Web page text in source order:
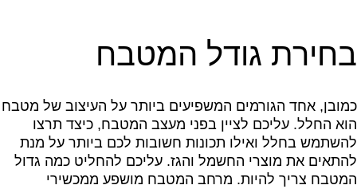
בחירת גודל המטבח
כמובן, אחד הגורמים המשפיעים ביותר על העיצוב של מטבח
הוא החלל. עליכם לציין בפני מעצב המטבח, כיצד תרצו
להשתמש בחלל ואילו תכונות חשובות לכם ביותר על מנת
להתאים את מוצרי החשמל והגז. עליכם להחליט כמה גדול
המטבח צריך להיות. מרחב המטבח מושפע ממכשירי